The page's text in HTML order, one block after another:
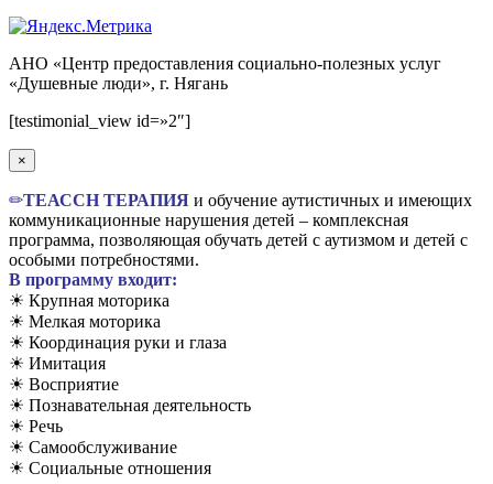
АНО «Центр предоставления социально-полезных услуг
«Душевные люди», г. Нягань
Вверх
[testimonial_view id=»2″]
×
✏TЕАССН ТЕРАПИЯ и обучение аутистичных и имеющих
коммуникационные нарушения детей – комплексная
программа, позволяющая обучать детей с аутизмом и детей с
особыми потребностями.
В программу входит:
☀ Крупная моторика
☀ Мелкая моторика
☀ Координация руки и глаза
☀ Имитация
☀ Восприятие
☀ Познавательная деятельность
☀ Речь
☀ Самообслуживание
☀ Социальные отношения